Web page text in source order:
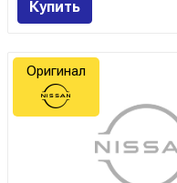
Купить
Оригинал